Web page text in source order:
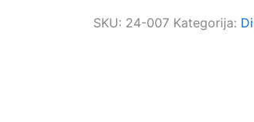
SKU: 24-007 Kategorija: